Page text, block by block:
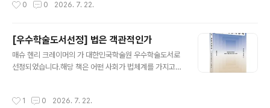
0 0 2026. 7. 22.
[우수학술도서선정] 법은 객관적인가
매슈 헨리 크레이머의 가 대한민국학술원 우수학술도서로
선정되었습니다.해당 책은 어떤 사회가 법체계를 가지고
습니다. 또한 우리가 일반적으로 '객관적이다', '주관적이
1 0 2026. 7. 22.